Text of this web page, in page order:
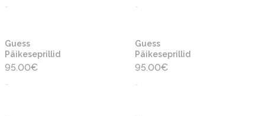
- -
Guess
Päikeseprillid
95.00€
-
Guess
Päikeseprillid
95.00€
-